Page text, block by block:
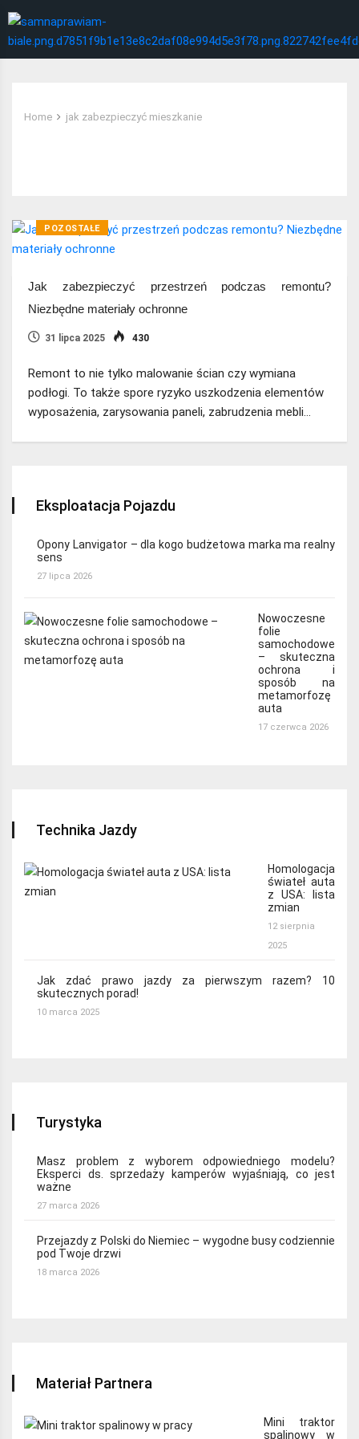
Home jak zabezpieczyć mieszkanie
POZOSTAŁE
Jak zabezpieczyć przestrzeń podczas remontu?
Niezbędne materiały ochronne
31 lipca 2025 430
Remont to nie tylko malowanie ścian czy wymiana
podłogi. To także spore ryzyko uszkodzenia elementów
wyposażenia, zarysowania paneli, zabrudzenia mebli…
Eksploatacja Pojazdu
Opony Lanvigator – dla kogo budżetowa marka ma realny
sens
27 lipca 2026
Nowoczesne
folie
samochodowe
– skuteczna
ochrona i
sposób na
metamorfozę
auta
17 czerwca 2026
Technika Jazdy
Homologacja
świateł auta
z USA: lista
zmian
12 sierpnia
2025
Jak zdać prawo jazdy za pierwszym razem? 10
skutecznych porad!
10 marca 2025
Turystyka
Masz problem z wyborem odpowiedniego modelu?
Eksperci ds. sprzedaży kamperów wyjaśniają, co jest
ważne
27 marca 2026
Przejazdy z Polski do Niemiec – wygodne busy codziennie
pod Twoje drzwi
18 marca 2026
Materiał Partnera
Mini traktor
spalinowy w